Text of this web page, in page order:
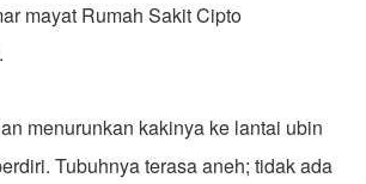
mayat Rumah Sakit Cipto
menurunkan kakinya ke lantai ubin
Tubuhnya terasa aneh; tidak ada